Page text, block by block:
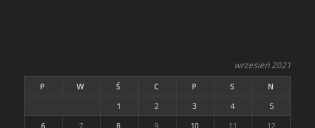
wrzesień 2021
P W Ś C P S
N
1
2 3 4
5
6
7 8 9 10 11 12